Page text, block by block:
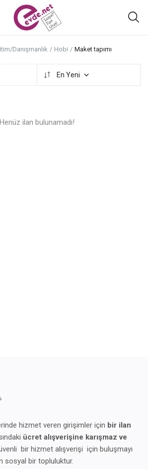
Danışmanlık Hobi Maket tapımı
En Yeni
Henüz ilan bulunamadı!
hizmet veren girişimler için bir ilan
ücret alışverişine karışmaz ve
bir hizmet alışverişi için buluşmayı
sosyal bir topluluktur.